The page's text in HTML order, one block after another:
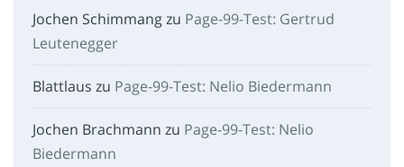
Jochen Schimmangzu Page-99-Test: Gertrud
Leutenegger
Blattlaus zu Page-99-Test: Nelio Biedermann
Jochen Brachmann zu Page-99-Test: Nelio
Biedermann